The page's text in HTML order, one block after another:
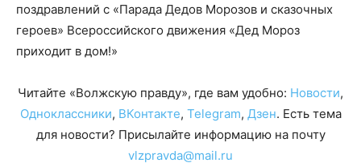
поздравлений с «Парада Дедов Морозов и сказочных
героев» Всероссийского движения «Дед Мороз
приходит в дом!»
Читайте «Волжскую правду», где вам удобно: Новости,
Одноклассники, ВКонтакте, Telegram, Дзен. Есть тема
для новости? Присылайте информацию на почту
vlzpravda@mail.ru